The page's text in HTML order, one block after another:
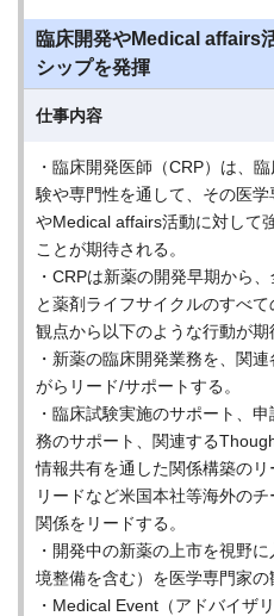
臨床開発やMedical affairs
シップを発揮
仕事内容
・臨床開発医師（CRP）は、
験や専門性を通して、その医
やMedical affairs活動に対して
ことが期待される。
・CRPは新薬の開発早期から
と薬剤ライフサイクルのすべ
観点から以下のような行動が期
・新薬の臨床開発業務を、関
がらリード/サポートする。
・臨床試験実施のサポート、
務のサポート、関連する
情報共有を通した関係構築の
リードなど米国本社等海外の
関係をリードする。
・開発中の新薬の上市を視野
境整備を含む）を医学専門家の
・Medical Event（アドバイザ